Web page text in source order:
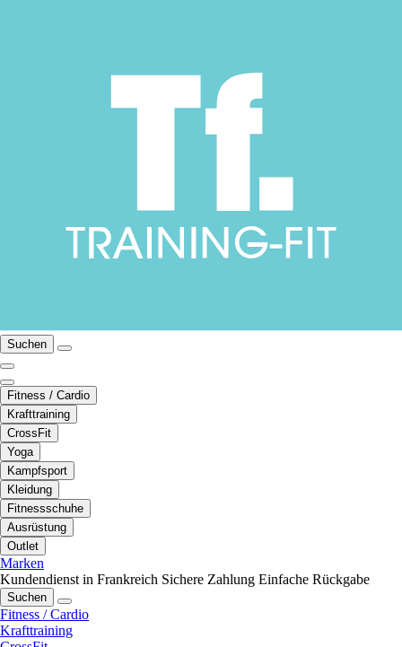
Suchen
Fitness / Cardio
Krafttraining
CrossFit
Yoga
Kampfsport
Kleidung
Fitnessschuhe
Ausrüstung
Outlet
Marken
Kundendienst in Frankreich Sichere Zahlung Einfache Rückgabe
Suchen
Fitness / Cardio
Krafttraining